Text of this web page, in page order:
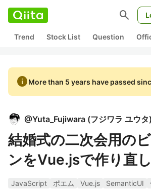
search
Trend Stock List Question
infoMore than 5 years have passed
@Yuta_Fujiwara (フジワラ ユウタ)
結婚式の二次会用の
ンをVue.jsで作り直
JavaScript ポエム Vue.js SemanticUI